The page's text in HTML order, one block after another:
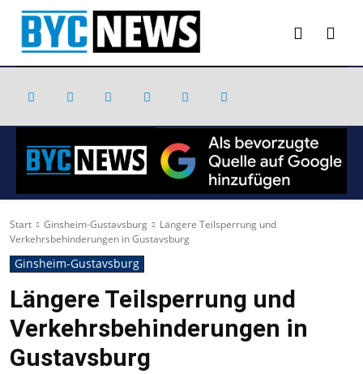
Start Ginsheim-Gustavsburg
Längere Teilsperrung und
Verkehrsbehinderungen in Gustavsburg
Ginsheim-Gustavsburg
Längere Teilsperrung und
Verkehrsbehinderungen in
Gustavsburg